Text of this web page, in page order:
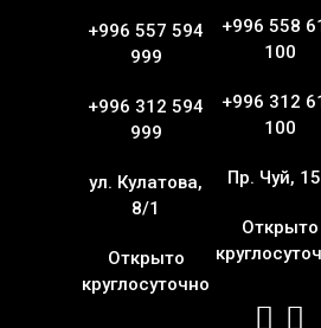
+996 557 594
999
+996 312 594
999
ул. Кулатова,
8/1
Открыто
круглосуточно
+996 558
100
+996 312
100
Пр. Чуй,
Открыто